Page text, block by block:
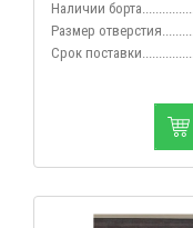
Наличии
Размер
Срок